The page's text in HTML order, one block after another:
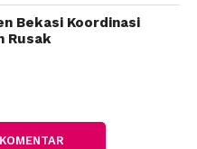
pulang ke rumah
06.30 hingga 17.15
Bekasi Koordinasi
Rusak